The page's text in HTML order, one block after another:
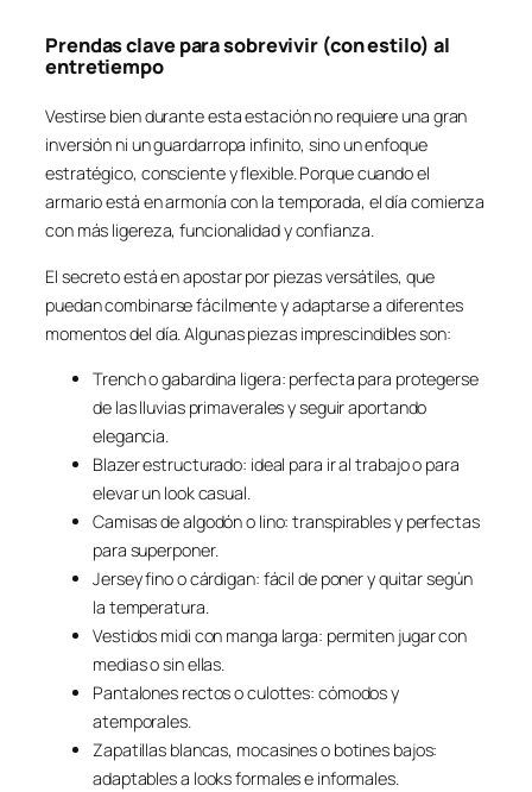
Prendas clave para sobrevivir (con estilo) al
entretiempo
Vestirse bien durante esta estación no requiere una gran
inversión ni un guardarropa infinito, sino un enfoque
estratégico, consciente y flexible. Porque cuando el
armario está en armonía con la temporada, el día comienza
con más ligereza, funcionalidad y confianza.
El secreto está en apostar por piezas versátiles, que
puedan combinarse fácilmente y adaptarse a diferentes
momentos del día. Algunas piezas imprescindibles son:
Trench o gabardina ligera: perfecta para protegerse
de las lluvias primaverales y seguir aportando
elegancia.
Blazer estructurado: ideal para ir al trabajo o para
elevar un look casual.
Camisas de algodón o lino: transpirables y perfectas
para superponer.
Jersey fino o cárdigan: fácil de poner y quitar según
la temperatura.
Vestidos midi con manga larga: permiten jugar con
medias o sin ellas.
Pantalones rectos o culottes: cómodos y
atemporales.
Zapatillas blancas, mocasines o botines bajos:
adaptables a looks formales e informales.